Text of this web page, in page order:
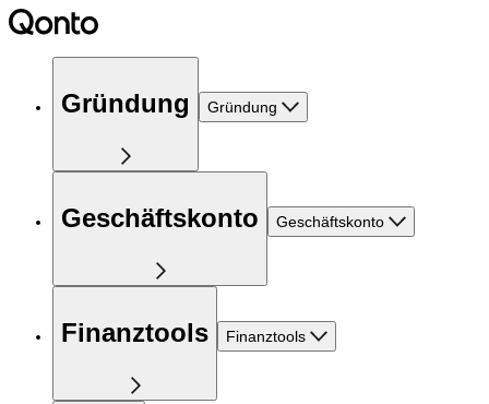
Gründung Gründung
Geschäftskonto Geschäftskonto
Finanztools Finanztools